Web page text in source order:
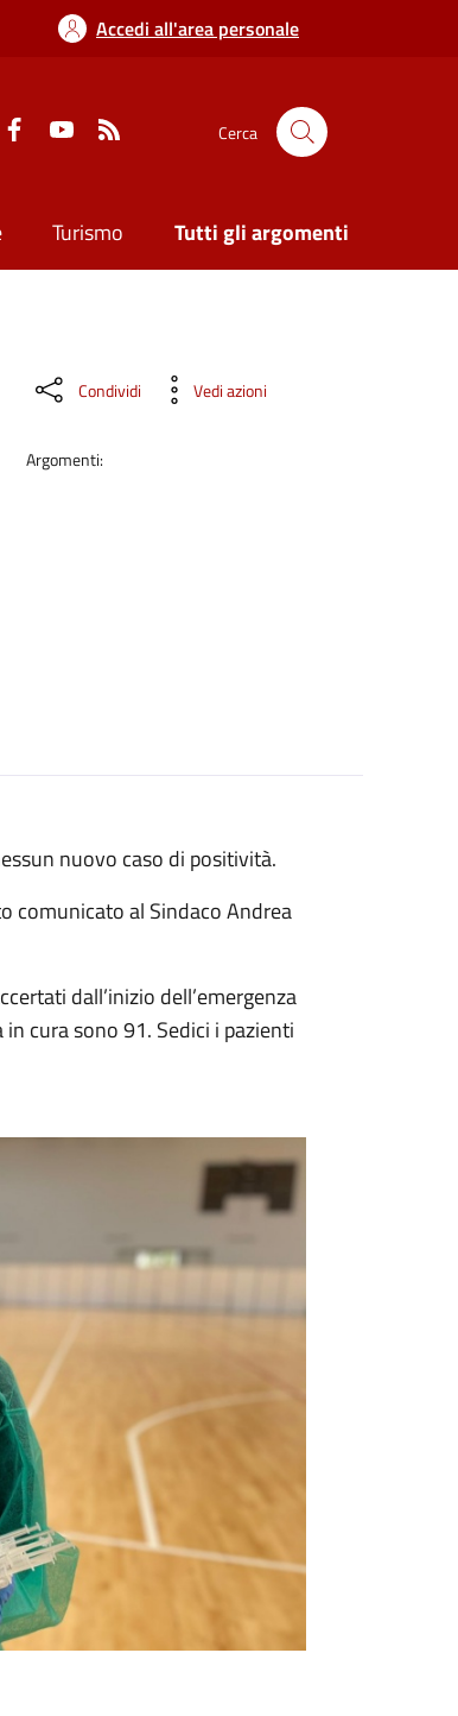
Accedi all'area personale
Cerca
Turismo Tutti gli argomenti
Condividi Vedi azioni
Argomenti:
nuovo caso di positività.
comunicato al Sindaco Andrea
dall’inizio dell’emergenza
cura sono 91. Sedici i pazienti